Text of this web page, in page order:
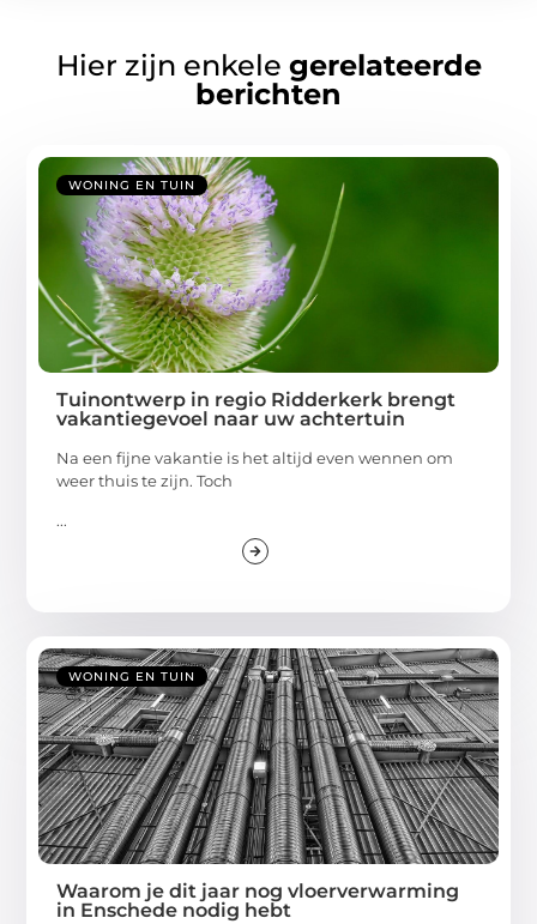
Hier zijn enkele gerelateerde
berichten
WONING EN TUIN
Tuinontwerp in regio Ridderkerk brengt
vakantiegevoel naar uw achtertuin
Na een fijne vakantie is het altijd even wennen om
weer thuis te zijn. Toch
...
WONING EN TUIN
Waarom je dit jaar nog vloerverwarming
in Enschede nodig hebt